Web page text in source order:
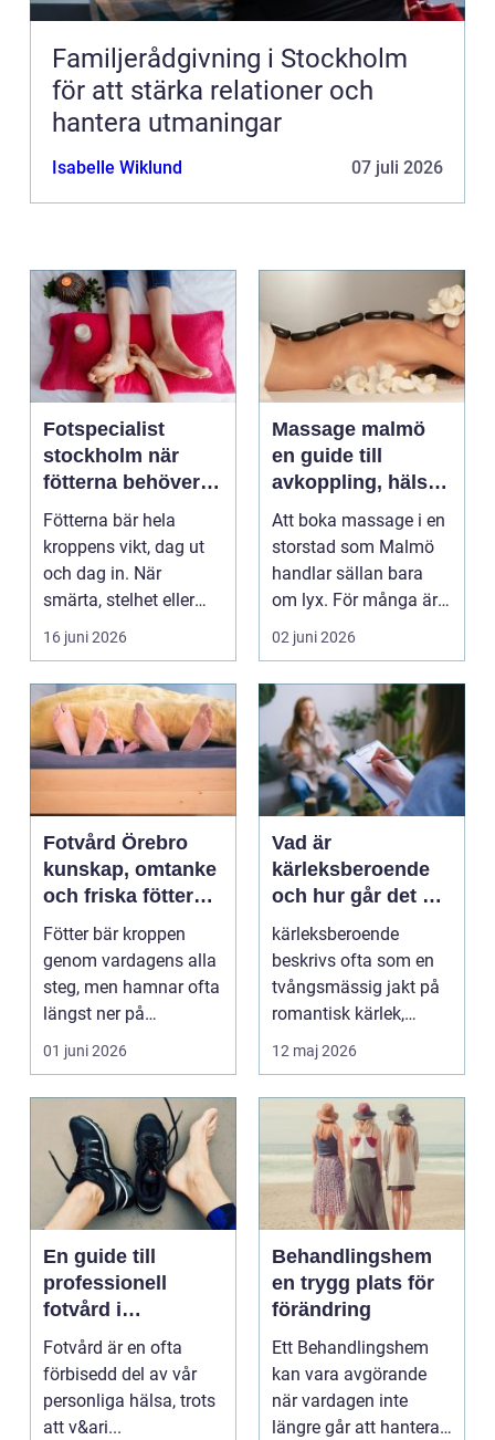
Familjerådgivning i Stockholm
för att stärka relationer och
hantera utmaningar
Isabelle Wiklund 07 juli 2026
Fotspecialist
stockholm när
fötterna behöver
mer än vila
Fötterna bär hela
kroppens vikt, dag ut
och dag in. När
smärta, stelhet eller
felställningar uppstår...
16 juni 2026
Massage malmö
en guide till
avkoppling, hälsa
och välmående
Att boka massage i en
storstad som Malmö
handlar sällan bara
om lyx. För många är
det ett sätt att h...
02 juni 2026
Fotvård Örebro
kunskap, omtanke
och friska fötter
året runt
Fötter bär kroppen
genom vardagens alla
steg, men hamnar ofta
längst ner på
prioriteringslistan.
Mån...
01 juni 2026
Vad är
kärleksberoende
och hur går det att
bryta mönstret?
kärleksberoende
beskrivs ofta som en
tvångsmässig jakt på
romantisk kärlek,
närhet eller
bekräftelse...
12 maj 2026
En guide till
professionell
fotvård i
Helsingborg
Fotvård är en ofta
förbisedd del av vår
personliga hälsa, trots
att v&ari...
Behandlingshem
en trygg plats för
förändring
Ett Behandlingshem
kan vara avgörande
när vardagen inte
längre går att hantera